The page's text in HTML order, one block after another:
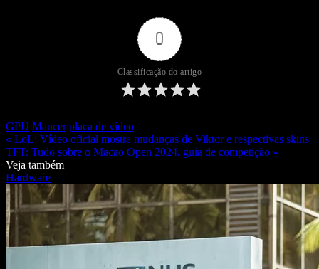
0
Classificação do artigo
GPU Mancer placa de vídeo
« LoL: Vídeo oficial mostra mudanças de Viktor e respectivas skins
TFT: Tudo sobre o Macao Open 2024, guia de competição »
Veja também
Hardware